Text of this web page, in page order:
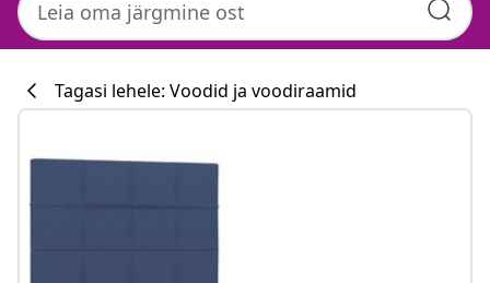
Tagasi lehele: Voodid ja voodiraamid